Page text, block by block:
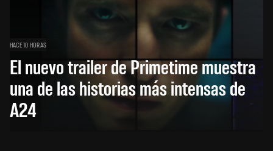
HACE 10 HORAS
El nuevo trailer de Primetime muestra
una de las historias más intensas de
A24